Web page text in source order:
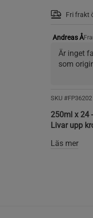
Fri frakt
Andreas Å
Är inget
som
SKU #FP36202
250ml x 24
Livar upp
Läs mer